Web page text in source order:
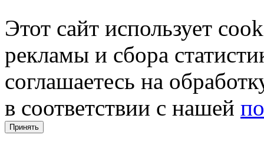
Этот сайт использует
рекламы и сбора
соглашаетесь на
в соответствии с нашей
Принять